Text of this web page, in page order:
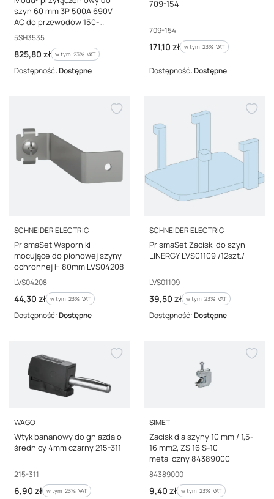
szyn 60 mm 3P 500A 690V
AC do przewodów 150-
300qmm z osłoną 5SH3535
Kod producenta
5SH3535
Cena brutto
825,80 zł w tym %s VAT
w tym 23% VAT
Dostępność:Dostępne
709-154
Kod producenta
709-154
Cena brutto
171,10 zł w tym %s VAT
w tym 23% VAT
Dostępność:Dostępne
PRODUCENT
SCHNEIDER ELECTRIC
PrismaSet Wsporniki
mocujące do pionowej szyny
ochronnej H 80mm LVS04208
Kod producenta
LVS04208
Cena brutto
44,30 zł w tym %s VAT
w tym 23% VAT
Dostępność:Dostępne
PRODUCENT
SCHNEIDER ELECTRIC
PrismaSet Zaciski do szyn
LINERGY LVS01109 /12szt./
Kod producenta
LVS01109
Cena brutto
39,50 zł w tym %s VAT
w tym 23% VAT
Dostępność:Dostępne
PRODUCENT
WAGO
Wtyk bananowy do gniazda o
średnicy 4mm czarny 215-311
Kod producenta
215-311
Cena brutto
6,90 zł w tym %s VAT
w tym 23% VAT
PRODUCENT
SIMET
Zacisk dla szyny 10 mm / 1,5-
16 mm2, ZS 16 S-10
metaliczny 84389000
Kod producenta
84389000
Cena brutto
9,40 zł w tym %s VAT
w tym 23% VAT